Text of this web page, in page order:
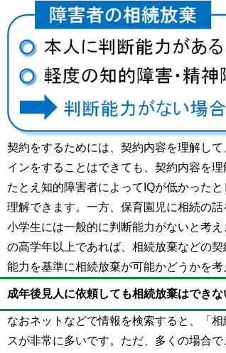
契約をするためには、契約内容を理解し
インをすることはできても、契約内容を理
たとえ知的障害者によってIQが低かった
理解できます。一方、保育園児に相続の話
小学生には一般的に判断能力がないと考
の高学年以上であれば、相続放棄などの
能力を基準に相続放棄が可能かどうかを考
成年後見人に依頼しても相続放棄はできな
なおネットなどで情報を検索すると、「
スが非常に多いです。ただ、多くの場合